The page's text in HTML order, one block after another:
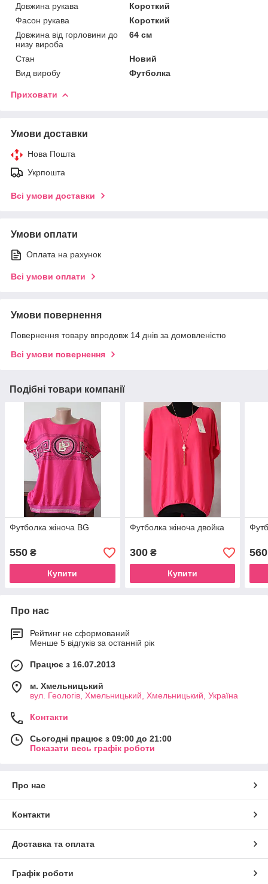
Довжина рукава
Короткий
Фасон рукава
Короткий
Довжина від горловини до
низу вироба
64 см
Стан
Новий
Вид виробу
Футболка
Приховати
Умови доставки
Нова Пошта
Укрпошта
Всі умови доставки
Умови оплати
Оплата на рахунок
Всі умови оплати
Умови повернення
Повернення товару впродовж 14 днів за домовленістю
Всі умови повернення
Подібні товари компанії
Футболка жіноча BG
550 ₴
Купити
Футболка жіноча двойка
300₴
Купити
560
Про нас
Рейтинг не сформований
Менше 5 відгуків за останній рік
Працює з 16.07.2013
м. Хмельницький
вул. Геологів, Хмельницький, Хмельницький, Україна
Контакти
Сьогодні працює з 09:00 до 21:00
Показати весь графік роботи
Про нас
Контакти
Доставка та оплата
Графік роботи